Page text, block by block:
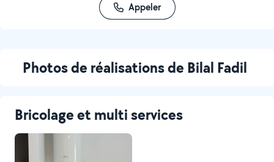
Appeler
Photos de réalisations de Bilal Fadil
Bricolage et multi services